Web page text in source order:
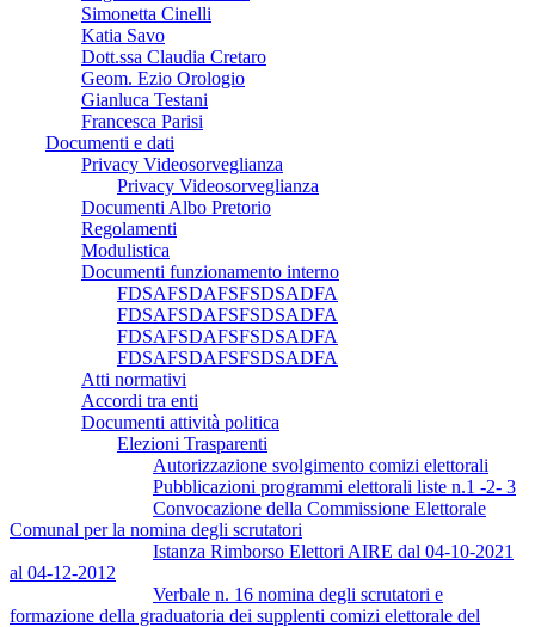
Simonetta Cinelli
Katia Savo
Dott.ssa Claudia Cretaro
Geom. Ezio Orologio
Gianluca Testani
Francesca Parisi
Documenti e dati
Privacy Videosorveglianza
Privacy Videosorveglianza
Documenti Albo Pretorio
Regolamenti
Modulistica
Documenti funzionamento interno
FDSAFSDAFSFSDSADFA
FDSAFSDAFSFSDSADFA
FDSAFSDAFSFSDSADFA
FDSAFSDAFSFSDSADFA
Atti normativi
Accordi tra enti
Documenti attività politica
Elezioni Trasparenti
Autorizzazione svolgimento comizi elettorali
Pubblicazioni programmi elettorali liste n.1 -2- 3
Convocazione della Commissione Elettorale
Comunal per la nomina degli scrutatori
Istanza Rimborso Elettori AIRE dal 04-10-2021
al 04-12-2012
Verbale n. 16 nomina degli scrutatori e
formazione della graduatoria dei supplenti comizi elettorale del